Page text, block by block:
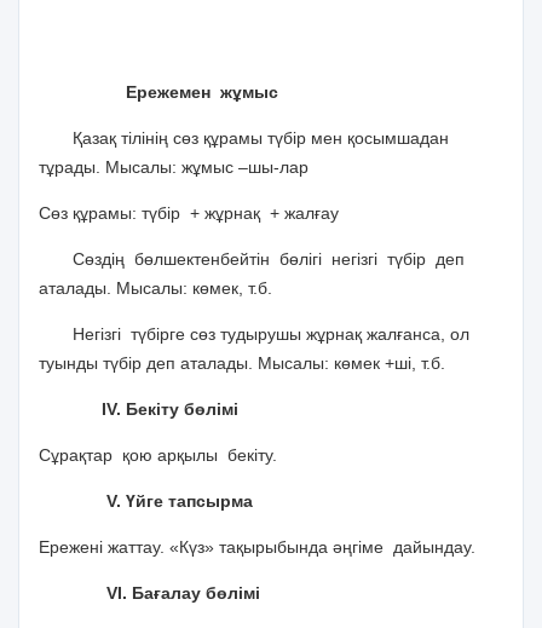
Ережемен жұмыс
Қазақ тілінің сөз құрамы түбір мен қосымшадан
тұрады. Мысалы: жұмыс –шы-лар
Сөз құрамы: түбір + жұрнақ + жалғау
Сөздің бөлшектенбейтін бөлігі негізгі түбір деп
аталады. Мысалы: көмек, т.б.
Негізгі түбірге сөз тудырушы жұрнақ жалғанса, ол
туынды түбір деп аталады. Мысалы: көмек +ші, т.б.
ІV. Бекіту бөлімі
Сұрақтар қою арқылы бекіту.
V. Үйге тапсырма
Ережені жаттау. «Күз» тақырыбында әңгіме дайындау.
VІ. Бағалау бөлімі